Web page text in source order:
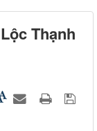
Thạnh